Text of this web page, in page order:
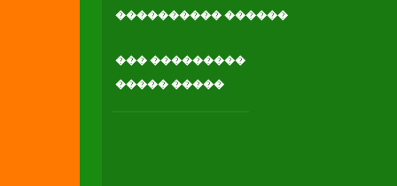
���������� ������
��� ���������
����� �����